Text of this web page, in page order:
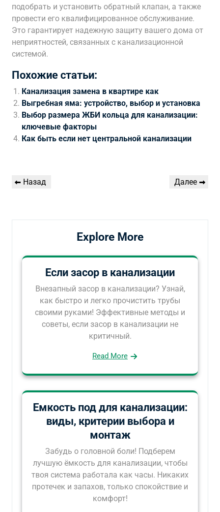
подобрать и установить обратный клапан, а также
провести его квалифицированное обслуживание.
Это гарантирует надежную защиту вашего дома от
неприятностей, связанных с канализационной
системой.
Похожие статьи:
Канализация замена в квартире как
Выгребная яма: устройство, выбор и установка
Выбор размера ЖБИ кольца для канализации:
ключевые факторы
Как быть если нет центральной канализации
Навигация
Предыдущая
Назад
Следующая
Далее
Explore More
Если засор в канализации
Внезапный засор в канализации? Узнай,
как быстро и легко прочистить трубы
своими руками! Эффективные методы и
советы, если засор в канализации не
критичный.
Read More
Емкость под для канализации:
виды, критерии выбора и
монтаж
Забудь о головной боли! Подберем
лучшую ёмкость для канализации, чтобы
твоя система работала как часы. Никаких
протечек и запахов, только спокойствие и
комфорт!